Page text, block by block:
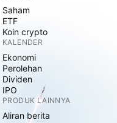
Saham
ETF
Koin crypto
KALENDER
Ekonomi
Perolehan
Dividen
IPO
PRODUK LAINNYA
Aliran berita